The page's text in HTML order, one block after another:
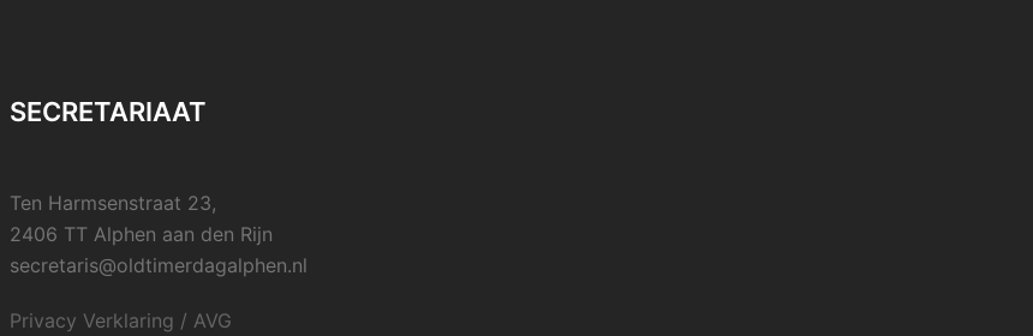
SECRETARIAAT
Ten Harmsenstraat 23,
2406 TT Alphen aan den Rijn
secretaris@oldtimerdagalphen.nl
Privacy Verklaring / AVG